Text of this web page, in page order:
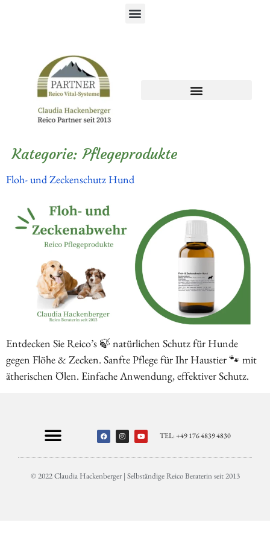
Kategorie:Pflegeprodukte
Floh- und Zeckenschutz Hund
Entdecken Sie Reico’s 🍃 natürlichen Schutz für Hunde
gegen Flöhe & Zecken. Sanfte Pflege für Ihr Haustier 🐾 mit
ätherischen Ölen. Einfache Anwendung, effektiver Schutz.
TEL: +49 176 4839 4830
© 2022 Claudia Hackenberger | Selbständige Reico Beraterin seit 2013